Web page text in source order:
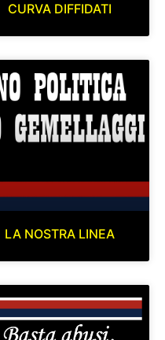
CURVA DIFFIDATI
LA NOSTRA LINEA